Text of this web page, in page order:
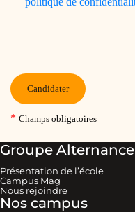
Groupe Alternance
Présentation de l’école
Campus Mag
Nous rejoindre
Nos campus